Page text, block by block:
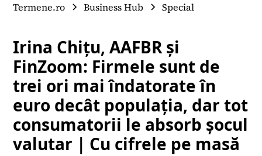
Termene.ro Business Hub Special
Irina Chițu, AAFBR și
FinZoom: Firmele sunt de
trei ori mai îndatorate în
euro decât populația, dar tot
consumatorii le absorb șocul
valutar | Cu cifrele pe masă